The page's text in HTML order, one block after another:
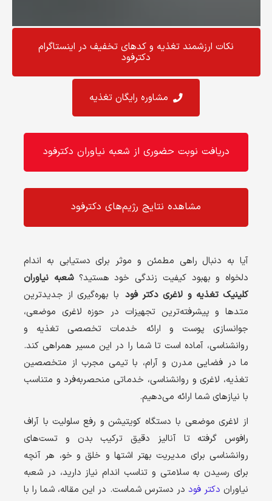
نکات ارزشمند تغذیه و کد‌های تخفیف در اینستاگرام
دکترفود
مشاوره رایگان تغذیه
دریافت نوبت حضوری از شعبه نیاوران دکترفود
مشاهده نتایج رژیم‌های دکترفود
آیا به دنبال راهی مطمئن و موثر برای دستیابی به اندام
دلخواه و بهبود کیفیت زندگی خود هستید؟شعبه نیاوران
کلینیک تغذیه و لاغری دکتر فود با بهره‌گیری از جدیدترین
متدها و پیشرفته‌ترین تجهیزات در حوزه لاغری موضعی،
جوانسازی پوست و ارائه خدمات تخصصی تغذیه و
روانشناسی، آماده است تا شما را در این مسیر همراهی کند.
ما در فضایی مدرن و آرام، با تیمی مجرب از متخصصین
تغذیه، لاغری و روانشناسی، خدماتی منحصربه‌فرد و متناسب
با نیازهای شما ارائه می‌دهیم.
از لاغری موضعی با دستگاه کویتیشن و رفع سلولیت با آراف
رافوس گرفته تا آنالیز دقیق ترکیب بدن و تست‌های
روانشناسی برای مدیریت بهتر اشتها و خلق و خو، هر آنچه
برای رسیدن به سلامتی و تناسب اندام نیاز دارید، در شعبه
نیاوران دکتر فود در دسترس شماست. در این مقاله، شما را با